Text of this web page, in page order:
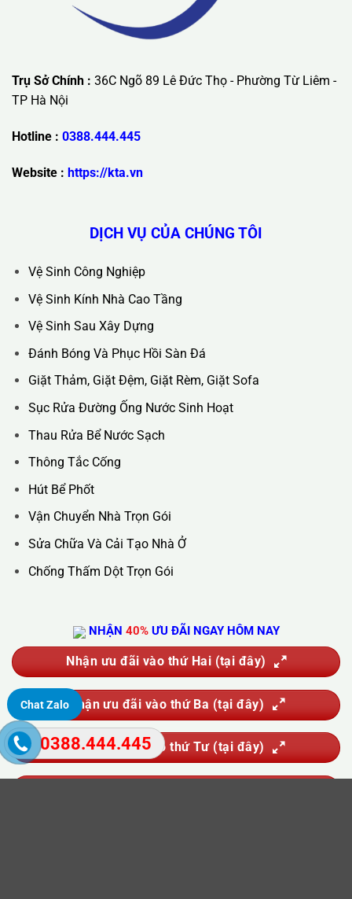
Trụ Sở Chính :
DỊCH VỤ CỦA CHÚNG TÔI
Vệ Sinh Công Nghiệp
Vệ Sinh Kính Nhà Cao Tầng
Vệ Sinh Sau Xây Dựng
Đánh Bóng Và Phục Hồi Sàn Đá
Giặt Thảm, Giặt Đệm, Giặt Rèm, Giặt Sofa
Sục Rửa Đường Ống Nước Sinh Hoạt
Thau Rửa Bể Nước Sạch
Thông Tắc Cống
Hút Bể Phốt
Sửa Chữa Và Cải Tạo Nhà Ở
Chống Thấm Dột Trọn Gói
NHẬN40%ƯU ĐÃI NGAY HÔM NAY
Nhận ưu đãi vào thứ Hai (tại đây)
Chat Zalo
0388.444.445